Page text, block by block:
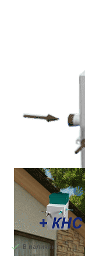
В наличии